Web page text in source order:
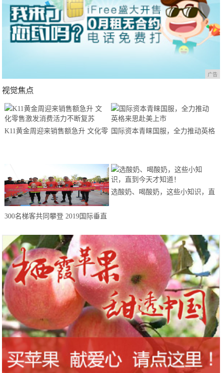
广告
视觉焦点
K11黄金周迎来销售额急升 文化零
国际资本青睐国服，全力推动英格
300名梯客共同攀登 2019国际垂直
站欢乐开跑
选酸奶、喝酸奶，这些小知识，直